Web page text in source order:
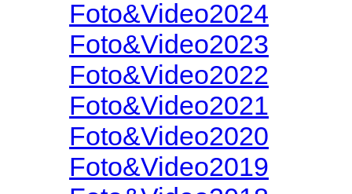
Foto&Video2024
Foto&Video2023
Foto&Video2022
Foto&Video2021
Foto&Video2020
Foto&Video2019